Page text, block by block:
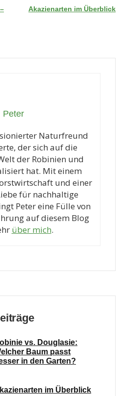
Akazienarten im Überblick
Peter
Naturfreund
der sich auf die
der Robinien und
hat. Mit einem
und einer
für nachhaltige
Peter eine Fülle von
auf diesem Blog
über mich.
vs. Douglasie:
Baum passt
in den Garten?
im Überblick